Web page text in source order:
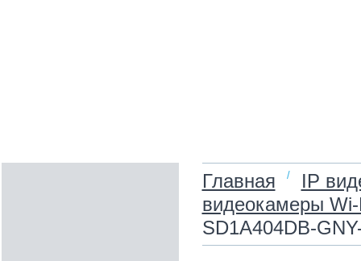
Главная /
IP
видеокамеры
SD1A404DB-